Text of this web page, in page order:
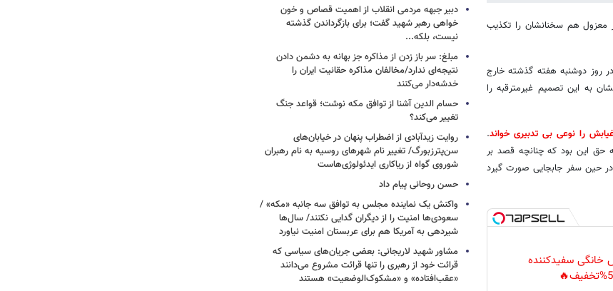
معزول هم سخنانشان را تکذیب
روز دوشنبه هفته گذشته خارج
به این تصمیم غیرمترقبه را
را نوعی بی تدبیری خواند.
حق این بود که چنانچه قصد بر
در حین سفر جابجایی صورت گیرد
خانگی سفیدکننده
دبیر جبهه مردمی انقلاب از اهمیت قصاص و خون
خواهی رهبر شهید گفت؛ برای بازگرداندن گذشته
نیست، بلکه...
مبلغ: سر باز زدن از مذاکره‌ جز بهانه به دشمن دادن
نتیجه‌ای ندارد/مخالفان مذاکره حقانیت ایران را
خدشه‌دار می‌کنند
حسام الدین آشنا از توافق مکه نوشت؛ قواعد جنگ
تغییر می‌کند؟
روایت زیدآبادی از اضطراب پنهان در خیابان‌های
سن‌پترزبورگ/ تغییر نام شهرهای روسیه به نام رهبران
شوروی گواه از ریاکاری ایدئولوژی‌هاست
حسن روحانی پیام داد
واکنش یک نماینده مجلس به توافق سه جانبه «مکه» /
سعودی‌ها امنیت را از دیگران گدایی نکنند/ سال‌ها
شیردهی به آمریکا هم برای عربستان امنیت نیاورد
مشاور شهید لاریجانی: بعضی جریان‌های سیاسی که
قرائت خود از رهبری را تنها قرائت مشروع می‌دانند
«عقب‌افتاده» و «مشکوک‌الوضعیت» هستند